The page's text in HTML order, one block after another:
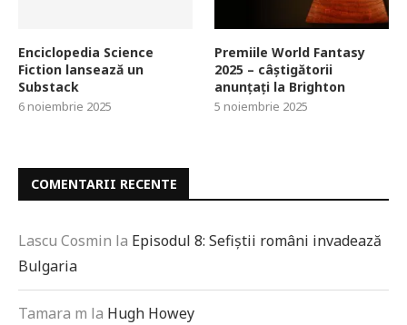
Enciclopedia Science
Fiction lansează un
Substack
6 noiembrie 2025
Premiile World Fantasy
2025 – câștigătorii
anunțați la Brighton
5 noiembrie 2025
COMENTARII RECENTE
Lascu Cosmin la Episodul 8: Sefiștii români invadează
Bulgaria
Tamara m la Hugh Howey